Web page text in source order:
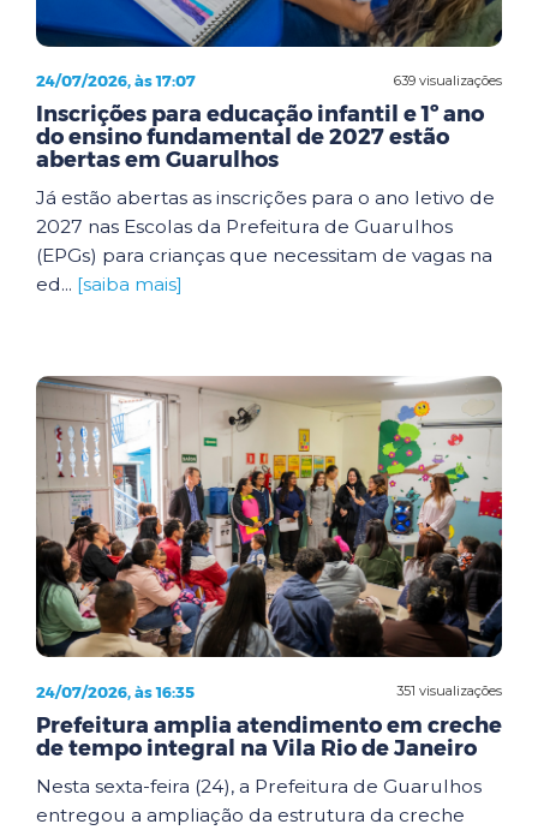
639 visualizações
24/07/2026, às 17:07
Inscrições para educação infantil e 1º ano
do ensino fundamental de 2027 estão
abertas em Guarulhos
Já estão abertas as inscrições para o ano letivo de
2027 nas Escolas da Prefeitura de Guarulhos
(EPGs) para crianças que necessitam de vagas na
ed... [saiba mais]
351 visualizações
24/07/2026, às 16:35
Prefeitura amplia atendimento em creche
de tempo integral na Vila Rio de Janeiro
Nesta sexta-feira (24), a Prefeitura de Guarulhos
entregou a ampliação da estrutura da creche